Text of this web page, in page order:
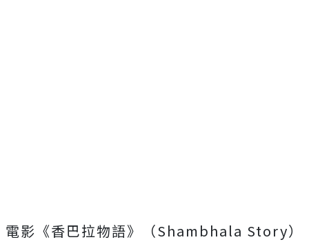
電影《香巴拉物語》（Shambhala Story）